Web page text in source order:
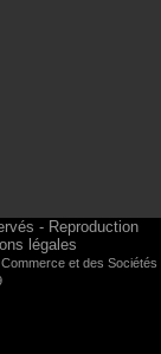
- Reproduction
légales
et des Sociétés